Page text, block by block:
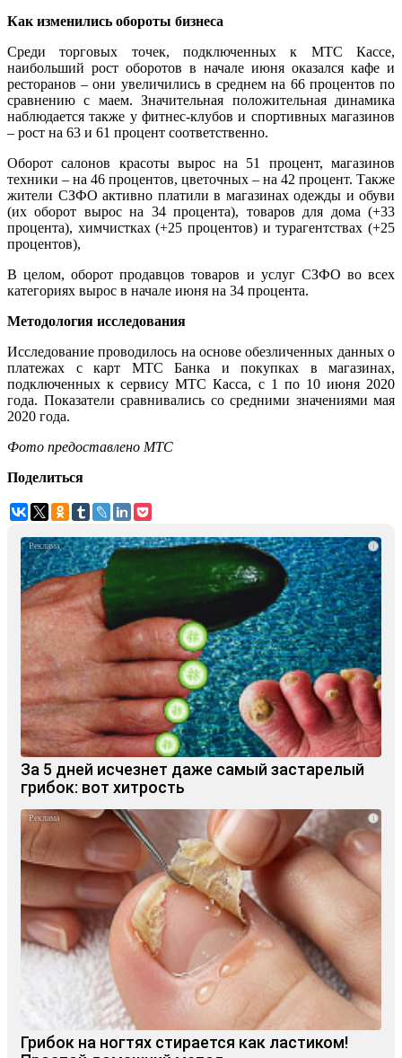
Как изменились обороты бизнеса
Среди торговых точек, подключенных к МТС Кассе,
наибольший рост оборотов в начале июня оказался кафе и
ресторанов – они увеличились в среднем на 66 процентов по
сравнению с маем. Значительная положительная динамика
наблюдается также у фитнес-клубов и спортивных магазинов
– рост на 63 и 61 процент соответственно.
Оборот салонов красоты вырос на 51 процент, магазинов
техники – на 46 процентов, цветочных – на 42 процент. Также
жители СЗФО активно платили в магазинах одежды и обуви
(их оборот вырос на 34 процента), товаров для дома (+33
процента), химчистках (+25 процентов) и турагентствах (+25
процентов),
В целом, оборот продавцов товаров и услуг СЗФО во всех
категориях вырос в начале июня на 34 процента.
Методология исследования
Исследование проводилось на основе обезличенных данных о
платежах с карт МТС Банка и покупках в магазинах,
подключенных к сервису МТС Касса, с 1 по 10 июня 2020
года. Показатели сравнивались со средними значениями мая
2020 года.
Фото предоставлено МТС
Поделиться
i
За 5 дней исчезнет даже самый застарелый
грибок: вот хитрость
i
Грибок на ногтях стирается как ластиком!